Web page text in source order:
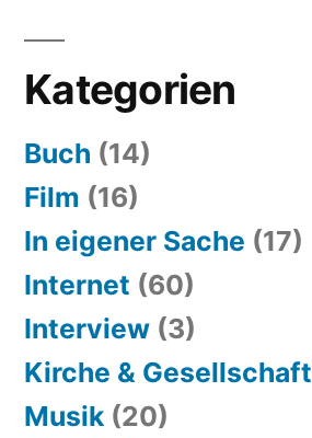
Kategorien
Buch (14)
Film (16)
In eigener Sache (17)
Internet (60)
Interview (3)
Kirche & Gesellschaft
Musik (20)